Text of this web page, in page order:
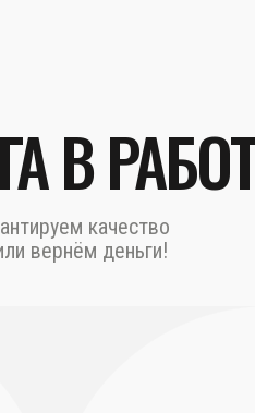
В
качество
вернём деньги!